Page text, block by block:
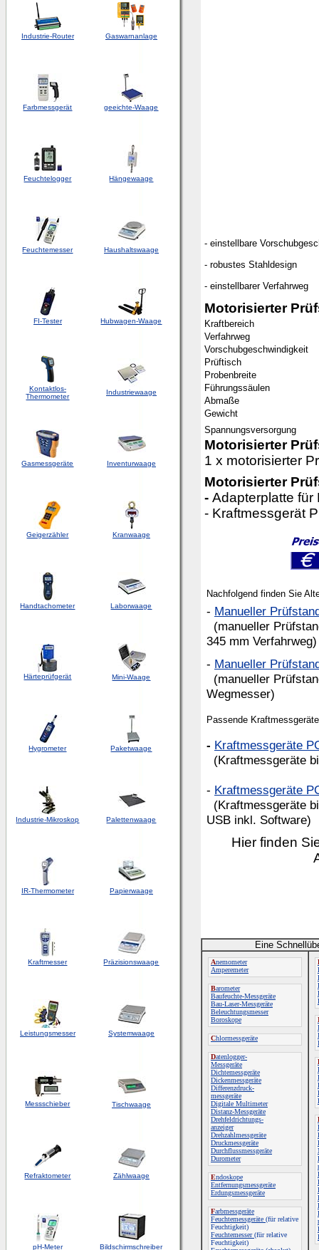
Industrie-Router Gaswarnanlage
Farbmessgerät geeichte-Waage
Feuchtelogger Hängewaage
Feuchtemesser Haushaltswaage
FI-Tester Hubwagen-Waage
Kontaktlos-
Thermometer
Industriewaage
Gasmessgeräte Inventurwaage
Geigerzähler Kranwaage
Handtachometer Laborwaage
Härteprüfgerät Mini-Waage
Hygrometer Paketwaage
Industrie-Mikroskop Palettenwaage
IR-Thermometer Papierwaage
Kraftmesser Präzisionswaage
Leistungsmesser Systemwaage
Messschieber Tischwaage
Refraktometer Zählwaage
pH-Meter Bildschirmschreiber
- einstellbare
- robustes Stahldesign
- einstellbarer Verfahrweg
Motorisierter
Kraftbereich
Verfahrweg
Vorschubgeschwindigkeit
Prüftisch
Probenbreite
Führungssäulen
Abmaße
Gewicht
Spannungsversorgung
Motorisierter
1 x motorisierter
Motorisierter
- Adapterplatte für
- Kraftmessgerät
Nachfolgend finden Sie
- Manueller
(manueller
345 mm Verfahrweg)
- Manueller
(manueller
Wegmesser)
Passende
- Kraftmessgeräte
(Kraftmessgeräte
- Kraftmessgeräte
(Kraftmessgeräte
USB inkl. Software)
Hier finden
Eine
Anemometer
Amperemeter
Barometer
Baufeuchte-Messgeräte
Bau-Laser-Messgeräte
Beleuchtungsmesser
Boroskope
Chlormessgeräte
Datenlogger-
Messgeräte
Dichtemessgeräte
Dickenmessgeräte
Differenzdruck-
messgeräte
Digitale Multimeter
Distanz-Messgeräte
Drehfeldrichtungs-
anzeiger
Drehzahlmessgeräte
Druckmessgeräte
Durchflussmessgeräte
Durometer
Endoskope
Entfernungsmessgeräte
Erdungsmessgeräte
Farbmessgeräte
Feuchtemessgeräte (für relative
Feuchtigkeit)
Feuchtemesser(für relative
Feuchtigkeit)